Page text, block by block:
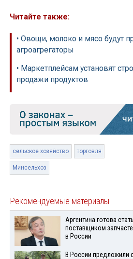
Читайте также:
• Овощи, молоко и мясо будут
агроагрегаторы
• Маркетплейсам установят
продажи продуктов
сельское хозяйство торговля
Минсельхоз
Рекомендуемые материалы
Аргентина готова
поставщиком
в России
В России предложили